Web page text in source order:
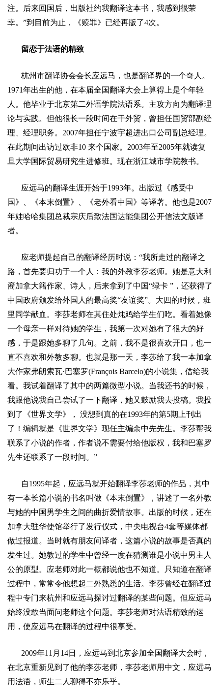
注。后来回国后，出版社约我翻译这本书，我感到很荣
幸。 ”到目前为止，《赎罪》已经再版了4次。
留恋于法语的精致
杭州市翻译协会会长应远马，也是翻译界的一个奇人。
1971年出生的他，在本届全国翻译大会上算得上是个年轻
人。他毕业于北京第二外语学院法语系。主攻方向为翻译理
论与实践。但他很长一段时间在干外贸，曾担任国贸部副经
理、经理职务。 2007年担任宁波宇超进出口公司副总经理。
在此期间出访过欧非10 来个国家。 2003年至2005年就读复
旦大学国际贸易研究生进修班。现在浙江城市学院教书。
应远马的翻译生涯开始于1993年。出版过《感受中
国》、《本末倒置》、《老外看中国》等译著。他也是2007
年娃哈哈集团总裁宗庆后致法国达能集团公开信法文版译
者。
应老师提起自己的翻译经历时说： “我所走过的翻译之
路，首先要归功于一个人：我的外教李莎老师。她是意大利
裔加拿大籍作家、诗人，后来拿到了中国“绿卡 ” ，还获得了
中国政府颁发给外国人的最高奖“友谊奖”。大四的时候，班
里同学献血。 李莎老师在其住处炖鸡给学生们吃。看着她像
一个母亲一样对待她的学生，我第一次对她有了很大的好
感，于是跟她多聊了几句。之前，我不是很喜欢开口，也一
直不喜欢和外教多聊。也就是那一天，李莎给了我一本加拿
大作家弗朗索瓦·巴塞罗(François Barcelo)的小说集，借给我
看。我试着翻译了其中的两篇微型小说。当我还书的时候，
我跟他说我自己尝试了一下翻译，她又鼓励我去投稿。我投
到了《世界文学》， 没想到真的在1993年的第5期上刊出
了！编辑就是《世界文学》现任主编余中先先生。李莎帮我
联系了小说的作者，作者说不需要付给他版权，我和巴塞罗
先生还联系了一段时间。 ”
自1995年起，应远马就开始翻译李莎老师的作品，其中
有一本长篇小说的书名叫做《本末倒置》，讲述了一名外教
与她的中国男学生之间的曲折爱情故事。出版的时候，还在
加拿大驻华使馆举行了发行仪式，中央电视台4套等媒体都
做过报道。当时就有朋友问译者，这篇小说的故事是否真的
发生过。她教过的学生中曾经一度在猜测谁是小说中男主人
公的原型。 应老师对此一概都说他也不知道。只知道在翻译
过程中，常常令他想起二外熟悉的生活。李莎曾经在翻译过
程中专门来杭州和应远马探讨过翻译的某些问题。但应远马
始终没敢当面问老师这个问题。 李莎老师对法语精致的运
用，使应远马在翻译的过程中很享受。
2009年11 月 14日
，应远马到北京参加全国翻译大会时，
在北京重新见到了他的李莎老师， 李莎老师用中文，应远马
用法语，师生二人聊得不亦乐乎。